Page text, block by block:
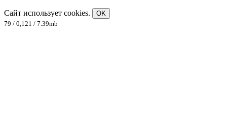
Сайт использует cookies.
OK
79 / 0,121 / 7.39mb